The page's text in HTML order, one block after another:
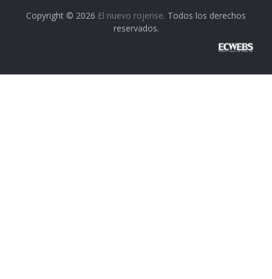
Copyright © 2026 El nuevo rojense. Todos los derechos
reservados.